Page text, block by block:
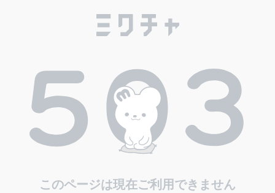
このページは現在ご利用できません